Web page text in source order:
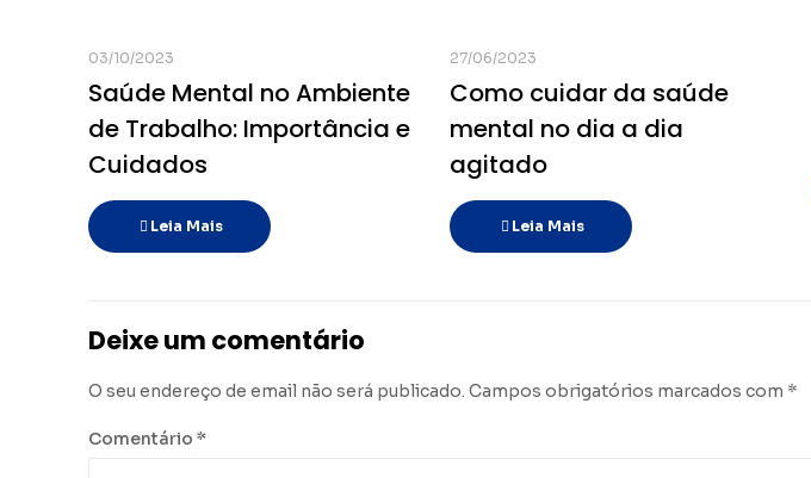
03/10/2023
Saúde Mental no Ambiente
de Trabalho: Importância e
Cuidados
Leia Mais
27/06/2023
Como cuidar da saúde
mental no dia a dia
agitado
Leia Mais
Deixe um comentário
O seu endereço de email não será publicado. Campos obrigatórios marcados com *
Comentário *